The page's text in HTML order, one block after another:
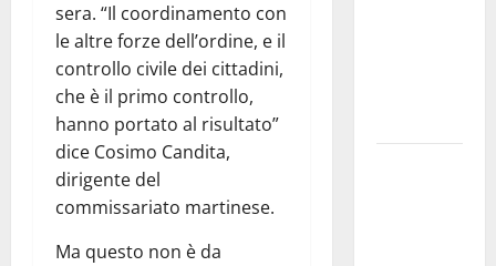
sera. “Il coordinamento con
le altre forze dell’ordine, e il
controllo civile dei cittadini,
che è il primo controllo,
hanno portato al risultato”
dice Cosimo Candita,
dirigente del
commissariato martinese.
Ma questo non è da